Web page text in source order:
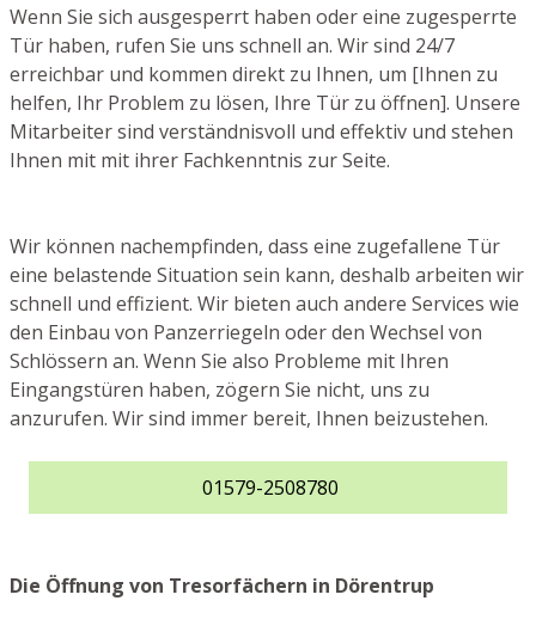
Wenn Sie sich ausgesperrt haben oder eine zugesperrte
Tür haben, rufen Sie uns schnell an. Wir sind 24/7
erreichbar und kommen direkt zu Ihnen, um [Ihnen zu
helfen, Ihr Problem zu lösen, Ihre Tür zu öffnen]. Unsere
Mitarbeiter sind verständnisvoll und effektiv und stehen
Ihnen mit mit ihrer Fachkenntnis zur Seite.
Wir können nachempfinden, dass eine zugefallene Tür
eine belastende Situation sein kann, deshalb arbeiten wir
schnell und effizient. Wir bieten auch andere Services wie
den Einbau von Panzerriegeln oder den Wechsel von
Schlössern an. Wenn Sie also Probleme mit Ihren
Eingangstüren haben, zögern Sie nicht, uns zu
anzurufen. Wir sind immer bereit, Ihnen beizustehen.
01579-2508780
Die Öffnung von Tresorfächern in Dörentrup